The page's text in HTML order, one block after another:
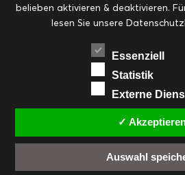
Eingemachtes Ohne
RezepteSaisonal
Suppen, Salate &
Vorspeisen, Salate &
Weihnachten Workshops & Events
belieben aktivieren & deaktivieren.
lesen Sie unsere
Essenziell
Statistik
Externe
✓
Auswahl